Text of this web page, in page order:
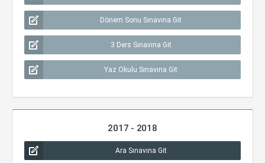
Dönem Sonu Sınavına Git
3 Ders Sınavına Git
Yaz Okulu Sınavına Git
2017 - 2018
Ara Sınavına Git